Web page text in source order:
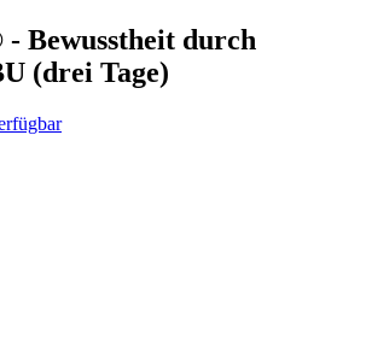
Bewusstheit durch
(drei Tage)